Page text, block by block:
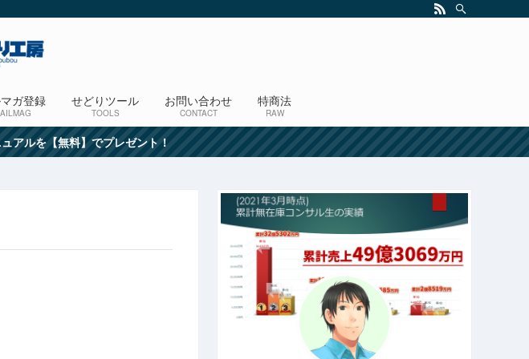
ガ登録 せどりツール
TOOLS
お問い合わせ
CONTACT
特商法
RAW
アルを【無料】でプレゼント！